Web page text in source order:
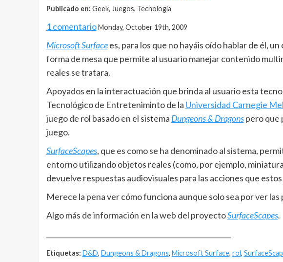
Publicado en: Geek, Juegos, Tecnología
1 comentario Monday, October 19th, 2009
Microsoft Surfacees, para los que no hayáis oído hablar de él,
forma de mesa que permite al usuario manejar contenido
reales se tratara.
Apoyados en la interactuación que brinda al usuario esta
Tecnológico de Entreteniminto de la Universidad Carnegie
juego de rol basado en el sistema Dungeons & Dragonspero que
juego.
SurfaceScapes, que es como se ha denominado al sistema,
entorno utilizando objetos reales (como, por ejemplo,
devuelve respuestas audiovisuales para las acciones que
Merece la pena ver cómo funciona aunque solo sea por ver
Algo más de información en la web del proyectoSurfaceScapes.
Etiquetas: D&D, Dungeons & Dragons, Microsoft Surface, rol,